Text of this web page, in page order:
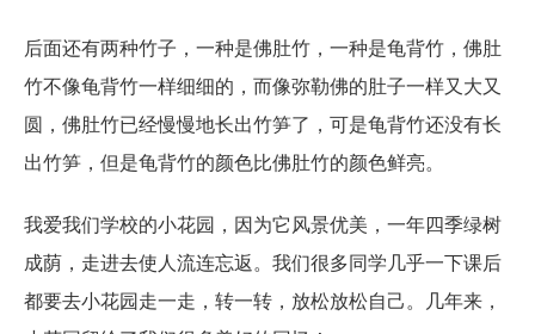
后面还有两种竹子，一种是佛肚竹，一种是龟背竹，佛肚
竹不像龟背竹一样细细的，而像弥勒佛的肚子一样又大又
圆，佛肚竹已经慢慢地长出竹笋了，可是龟背竹还没有长
出竹笋，但是龟背竹的颜色比佛肚竹的颜色鲜亮。
我爱我们学校的小花园，因为它风景优美，一年四季绿树
成荫，走进去使人流连忘返。我们很多同学几乎一下课后
都要去小花园走一走，转一转，放松放松自己。几年来，